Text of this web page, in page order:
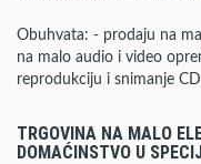
Obuhvata: - prodaju na
na malo audio i video
reprodukciju i snimanje
TRGOVINA NA MALO
DOMAĆINSTVO U